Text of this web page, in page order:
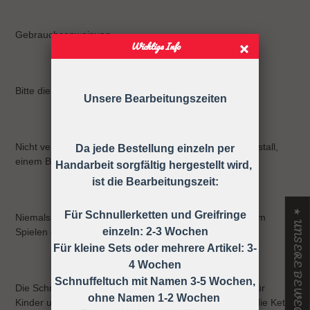
Gebrauchsanweisung
Bitte die Schnullerkette nur an der Kleidung befestigen!
Nicht verwenden, wenn der Säugling sich in einem Laufstall,
einem Bett oder einer Wiege befindet
Niemals die Schnullerkette dem Kind ohne Schnuller zum
Spielen geben.
Die Schnullerkette darf nicht unbefestigt als Spielzeug für
Kinder unter 36 Monaten verwendet werden, daher ist die Kette
Wichtige Info
Unsere Bearbeitungszeiten
Da jede Bestellung einzeln per
Handarbeit sorgfältig hergestellt wird,
ist die Bearbeitungszeit:
Für Schnullerketten und Greifringe
einzeln: 2-3 Wochen
Für kleine Sets oder mehrere Artikel: 3-
4 Wochen
Schnuffeltuch mit Namen 3-5 Wochen,
ohne Namen 1-2 Wochen